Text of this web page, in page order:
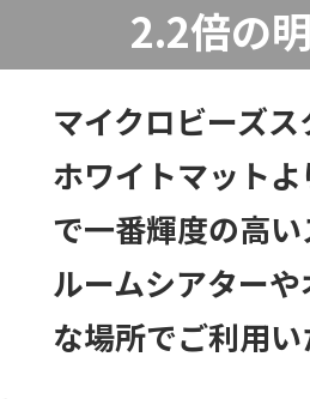
2.2倍の
マイクロビーズス
ホワイトマット
で一番輝度の高い
ルームシアター
な場所でご利用い